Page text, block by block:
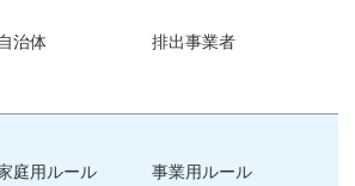
自治体 排出事業者
庭用ルール 事業用ルール